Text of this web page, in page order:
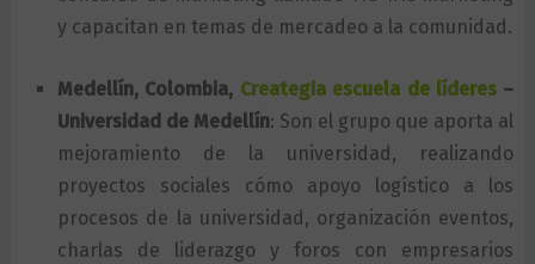
y capacitan en temas de mercadeo a la comunidad.
Medellín, Colombia, Creategia escuela de líderes –
Universidad de Medellín: Son el grupo que aporta al
mejoramiento de la universidad, realizando
proyectos sociales cómo apoyo logístico a los
procesos de la universidad, organización eventos,
charlas de liderazgo y foros con empresarios